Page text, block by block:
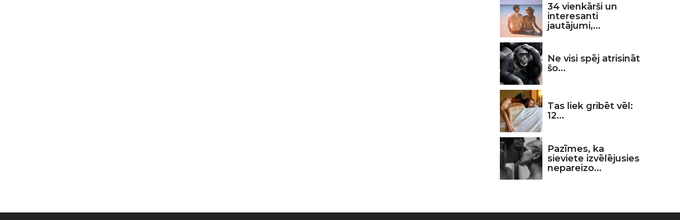
34 vienkārši un
interesanti
jautājumi,...
Ne visi spēj atrisināt
šo...
Tas liek gribēt vēl:
12...
Pazīmes, ka
sieviete izvēlējusies
nepareizo...